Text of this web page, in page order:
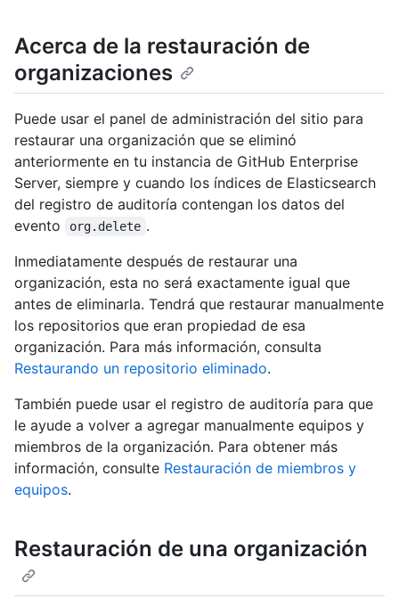
Acerca de la restauración de
organizaciones
Puede usar el panel de administración del sitio para
restaurar una organización que se eliminó
anteriormente en tu instancia de GitHub Enterprise
Server, siempre y cuando los índices de Elasticsearch
del registro de auditoría contengan los datos del
evento
org.delete .
Inmediatamente después de restaurar una
organización, esta no será exactamente igual que
antes de eliminarla. Tendrá que restaurar manualmente
los repositorios que eran propiedad de esa
organización. Para más información, consulta
Restaurando un repositorio eliminado.
También puede usar el registro de auditoría para que
le ayude a volver a agregar manualmente equipos y
miembros de la organización. Para obtener más
información, consulte Restauración de miembros y
equipos.
Restauración de una organización